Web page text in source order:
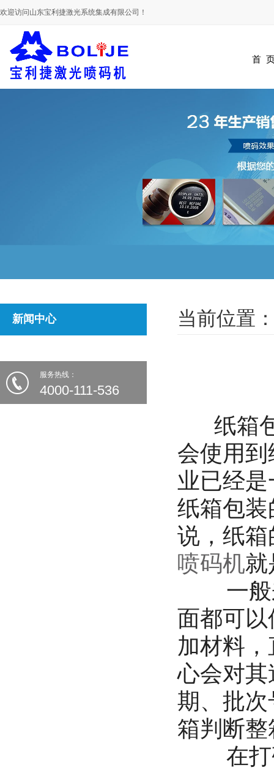
欢迎访问山东宝利捷激光系统集成有限公司！
首
新闻中心
服务热线：
4000-111-536
当前位置
纸箱包
会使用
业已经
纸箱包
说，纸
喷码机就
一般来
面都可
加材料
心会对
期、批
箱判断
在打码